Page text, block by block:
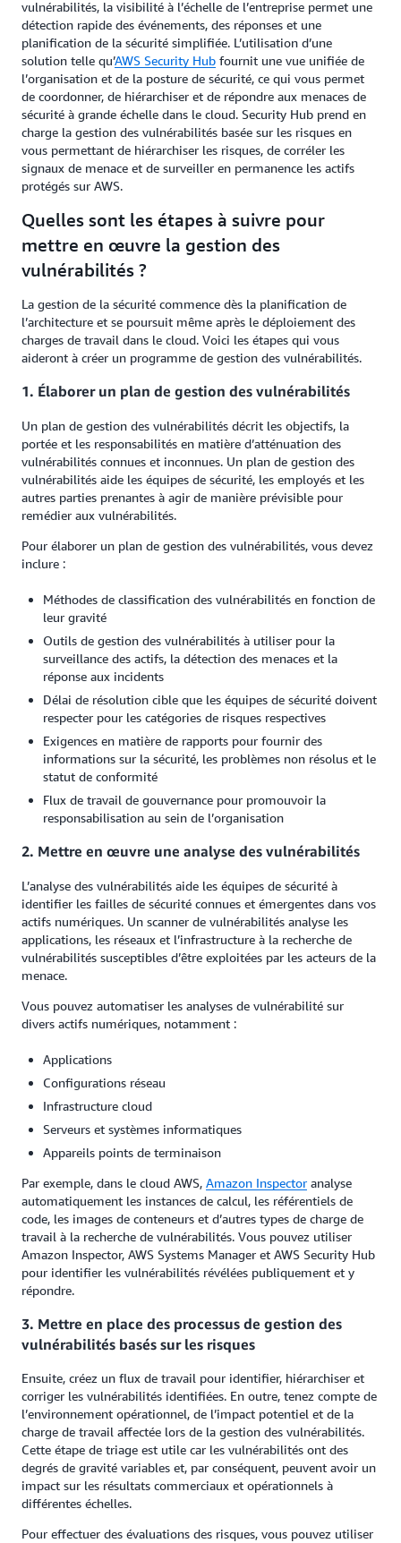
vulnérabilités, la visibilité à l’échelle de l’entreprise permet une
détection rapide des événements, des réponses et une
planification de la sécurité simplifiée. L’utilisation d’une
solution telle qu’AWS Security Hub fournit une vue unifiée de
l’organisation et de la posture de sécurité, ce qui vous permet
de coordonner, de hiérarchiser et de répondre aux menaces de
sécurité à grande échelle dans le cloud. Security Hub prend en
charge la gestion des vulnérabilités basée sur les risques en
vous permettant de hiérarchiser les risques, de corréler les
signaux de menace et de surveiller en permanence les actifs
protégés sur AWS.
Quelles sont les étapes à suivre pour
mettre en œuvre la gestion des
vulnérabilités ?
La gestion de la sécurité commence dès la planification de
l’architecture et se poursuit même après le déploiement des
charges de travail dans le cloud. Voici les étapes qui vous
aideront à créer un programme de gestion des vulnérabilités.
1. Élaborer un plan de gestion des vulnérabilités
Un plan de gestion des vulnérabilités décrit les objectifs, la
portée et les responsabilités en matière d’atténuation des
vulnérabilités connues et inconnues. Un plan de gestion des
vulnérabilités aide les équipes de sécurité, les employés et les
autres parties prenantes à agir de manière prévisible pour
remédier aux vulnérabilités.
Pour élaborer un plan de gestion des vulnérabilités, vous devez
inclure :
Méthodes de classification des vulnérabilités en fonction de
leur gravité
Outils de gestion des vulnérabilités à utiliser pour la
surveillance des actifs, la détection des menaces et la
réponse aux incidents
Délai de résolution cible que les équipes de sécurité doivent
respecter pour les catégories de risques respectives
Exigences en matière de rapports pour fournir des
informations sur la sécurité, les problèmes non résolus et le
statut de conformité
Flux de travail de gouvernance pour promouvoir la
responsabilisation au sein de l’organisation
2. Mettre en œuvre une analyse des vulnérabilités
L’analyse des vulnérabilités aide les équipes de sécurité à
identifier les failles de sécurité connues et émergentes dans vos
actifs numériques. Un scanner de vulnérabilités analyse les
applications, les réseaux et l’infrastructure à la recherche de
vulnérabilités susceptibles d’être exploitées par les acteurs de la
menace.
Vous pouvez automatiser les analyses de vulnérabilité sur
divers actifs numériques, notamment :
Applications
Configurations réseau
Infrastructure cloud
Serveurs et systèmes informatiques
Appareils points de terminaison
Par exemple, dans le cloud AWS, Amazon Inspector analyse
automatiquement les instances de calcul, les référentiels de
code, les images de conteneurs et d’autres types de charge de
travail à la recherche de vulnérabilités. Vous pouvez utiliser
Amazon Inspector, AWS Systems Manager et AWS Security Hub
pour identifier les vulnérabilités révélées publiquement et y
répondre.
3. Mettre en place des processus de gestion des
vulnérabilités basés sur les risques
Ensuite, créez un flux de travail pour identifier, hiérarchiser et
corriger les vulnérabilités identifiées. En outre, tenez compte de
l’environnement opérationnel, de l’impact potentiel et de la
charge de travail affectée lors de la gestion des vulnérabilités.
Cette étape de triage est utile car les vulnérabilités ont des
degrés de gravité variables et, par conséquent, peuvent avoir un
impact sur les résultats commerciaux et opérationnels à
différentes échelles.
Pour effectuer des évaluations des risques, vous pouvez utiliser